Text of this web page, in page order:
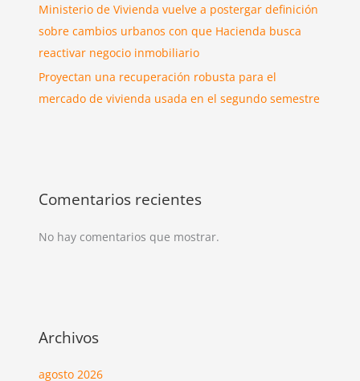
Ministerio de Vivienda vuelve a postergar definición
sobre cambios urbanos con que Hacienda busca
reactivar negocio inmobiliario
Proyectan una recuperación robusta para el
mercado de vivienda usada en el segundo semestre
Comentarios recientes
No hay comentarios que mostrar.
Archivos
agosto 2026